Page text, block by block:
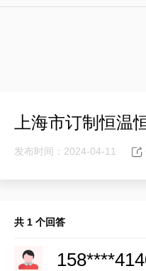
上海市订制恒温
发布时间：2024-04-11
共 1 个回答